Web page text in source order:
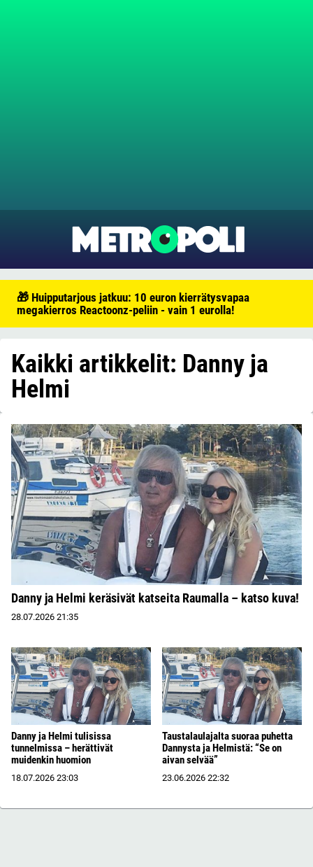
🎁 Huipputarjous jatkuu: 10 euron kierrätysvapaa
megakierros Reactoonz-peliin - vain 1 eurolla!
Kaikki artikkelit: Danny ja
Helmi
Danny ja Helmi keräsivät katseita Raumalla – katso kuva!
28.07.2026 21:35
Danny ja Helmi tulisissa
tunnelmissa – herättivät
muidenkin huomion
18.07.2026 23:03
Taustalaulajalta suoraa puhetta
Dannysta ja Helmistä: “Se on
aivan selvää”
23.06.2026 22:32